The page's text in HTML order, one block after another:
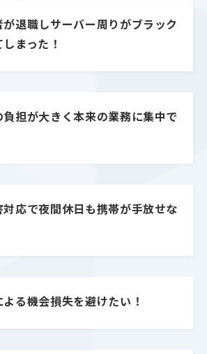
退職しサーバー周りがブラック
まった！
担が大きく本来の業務に集中で
応で夜間休日も携帯が手放せな
る機会損失を避けたい！